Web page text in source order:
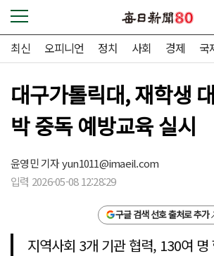
최신 오피니언 정치 사회 경제 국
대구가톨릭대, 재학생
박 중독 예방교육 실시
윤영민 기자yun1011@imaeil.com
입력 2026-05-08 12:28:29
구글 검색 선호 출처로 추가
지역사회 3개 기관 협력, 130여 명